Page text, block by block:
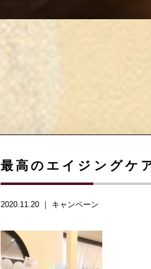
最高のエイジングケ
2020.11.20 ｜ キャンペーン